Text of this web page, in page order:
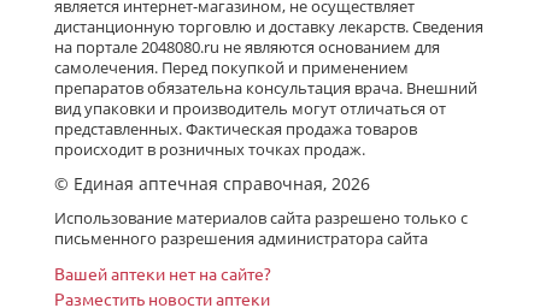
является интернет-магазином, не осуществляет
дистанционную торговлю и доставку лекарств. Сведения
на портале 2048080.ru не являются основанием для
самолечения. Перед покупкой и применением
препаратов обязательна консультация врача. Внешний
вид упаковки и производитель могут отличаться от
представленных. Фактическая продажа товаров
происходит в розничных точках продаж.
© Единая аптечная справочная, 2026
Использование материалов сайта разрешено только с
письменного разрешения администратора сайта
Вашей аптеки нет на сайте?
Разместить новости аптеки